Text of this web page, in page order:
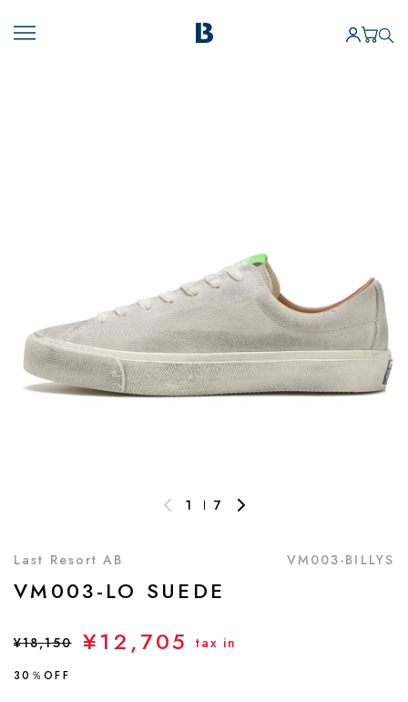
1 7
Last Resort AB VM003-BILLYS
VM003-LO SUEDE
¥18,150 ¥12,705 tax in
30％OFF